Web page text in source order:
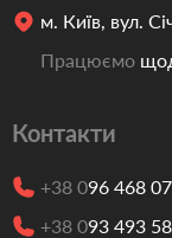
м. Київ, вул.
Працюємо
Контакти
+38 096 468
+38 093 493